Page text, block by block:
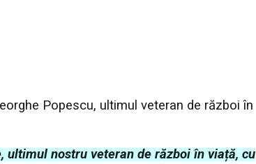
Popescu, ultimul veteran de război în
ultimul nostru veteran de război în viață, cu